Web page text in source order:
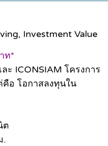
Investment Value
ท*
ะ ICONSIAM โครงการ
อ โอกาสลงทุนใน
ต
.